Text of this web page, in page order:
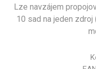
Lze navzájem
10 sad na jeden